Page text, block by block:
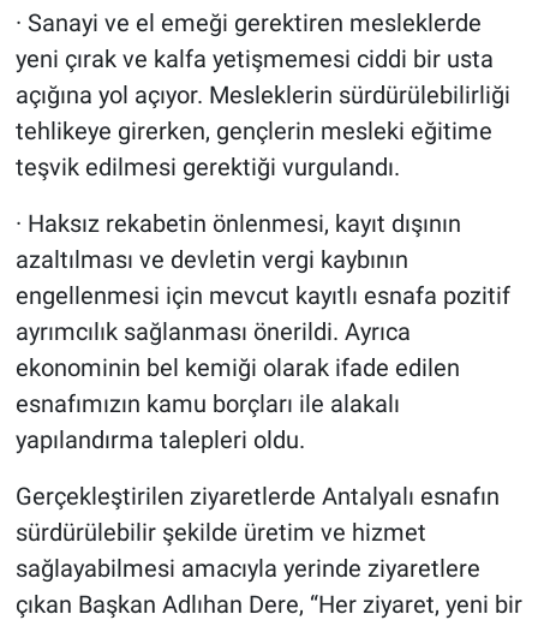
· Sanayi ve el emeği gerektiren mesleklerde
yeni çırak ve kalfa yetişmemesi ciddi bir usta
açığına yol açıyor. Mesleklerin sürdürülebilirliği
tehlikeye girerken, gençlerin mesleki eğitime
teşvik edilmesi gerektiği vurgulandı.
· Haksız rekabetin önlenmesi, kayıt dışının
azaltılması ve devletin vergi kaybının
engellenmesi için mevcut kayıtlı esnafa pozitif
ayrımcılık sağlanması önerildi. Ayrıca
ekonominin bel kemiği olarak ifade edilen
esnafımızın kamu borçları ile alakalı
yapılandırma talepleri oldu.
Gerçekleştirilen ziyaretlerde Antalyalı esnafın
sürdürülebilir şekilde üretim ve hizmet
sağlayabilmesi amacıyla yerinde ziyaretlere
çıkan Başkan Adlıhan Dere, “Her ziyaret, yeni bir